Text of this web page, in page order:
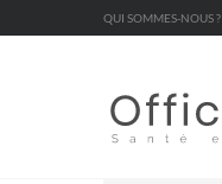
QUI SOMMES-NOUS ?
Cookies management panel